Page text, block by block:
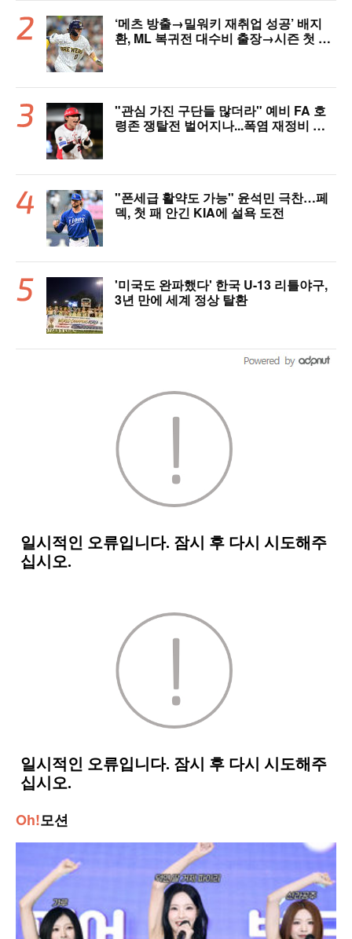
‘메츠 방출→밀워키 재취업 성공’ 배지
환, ML 복귀전 대수비 출장→시즌 첫 안
"관심 가진 구단들 많더라" 예비 FA 호
령존 쟁탈전 벌어지나...폭염 재정비 타
"폰세급 활약도 가능" 윤석민 극찬…페
덱, 첫 패 안긴 KIA에 설욕 도전
'미국도 완파했다' 한국 U-13 리틀야구,
3년 만에 세계 정상 탈환
Oh!모션